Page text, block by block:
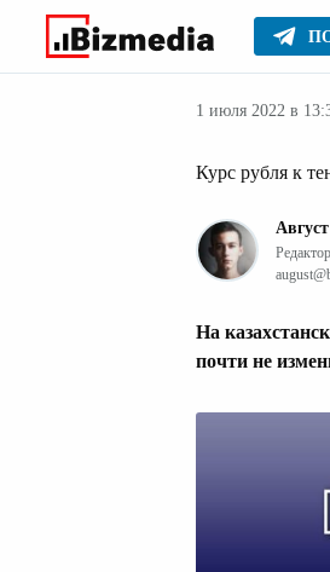
Главное
1 июля 2022 в
Курс рубля к
На
почти не